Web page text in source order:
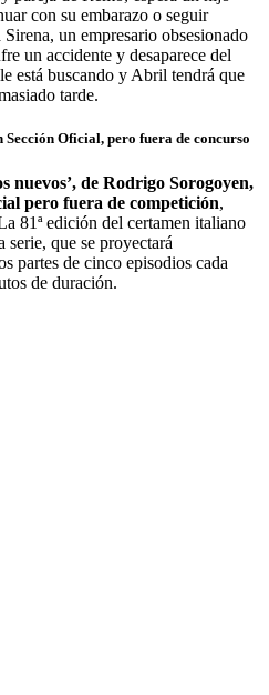
con su embarazo o seguir
un empresario obsesionado
un accidente y desaparece del
está buscando y Abril tendrá que
tarde.
Sección Oficial, pero fuera de concurso
nuevos’, de Rodrigo Sorogoyen,
pero fuera de competición,
81ª edición del certamen italiano
serie, que se proyectará
partes de cinco episodios cada
de duración.